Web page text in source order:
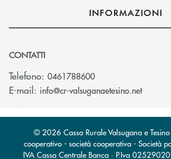
INFORMAZIONI
CONTATTI
Telefono: 0461788600
E-mail: info@cr-valsuganaetesino.net(si
© 2026 Cassa Rurale Valsugana e
cooperativo - società cooperativa - Società
IVA Cassa Centrale Banca · P.Iva